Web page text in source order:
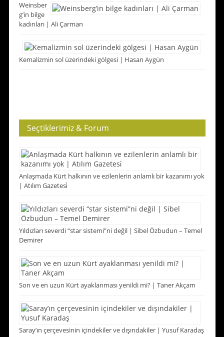
Weinsber
g’in bilge
kadınları | Ali Çarman
Kemalizmin sol üzerindeki gölgesi | Hasan Aygün
Seçtiklerimiz & Forum
Anlaşmada Kürt halkının ve ezilenlerin anlamlı bir kazanımı yok
| Atılım Gazetesi̇
Yıldızları severdi “star sistemi”ni değil | Sibel Özbudun – Temel
Demirer
Son ve en uzun Kürt ayaklanması yenildi mi? | Taner Akçam
Saray’ın çerçevesinin içindekiler ve dışındakiler | Yusuf Karadaş